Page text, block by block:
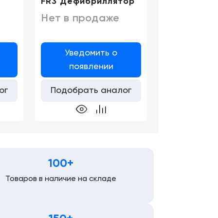
Нет в продаже
Уведомить о
появлении
Подобрать аналог
100+
Товаров в наличие на складе